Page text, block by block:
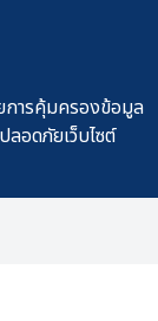
การคุ้มครองข้อมูล
อดภัยเว็บไซต์